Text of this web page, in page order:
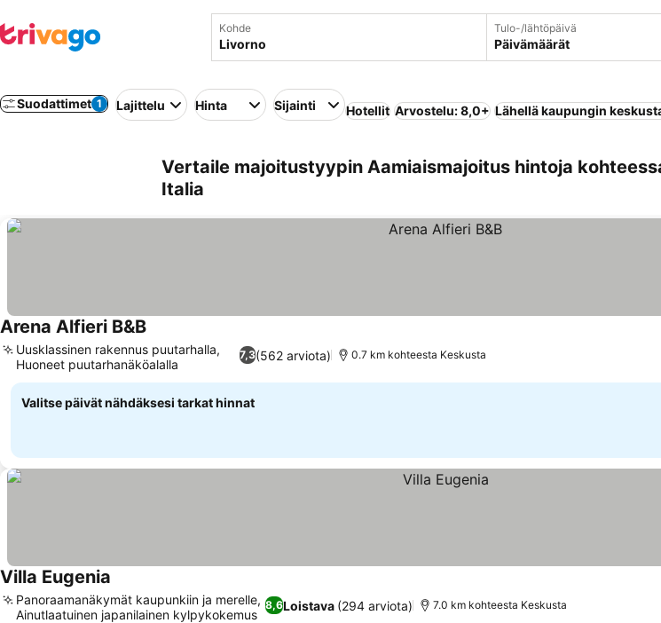
Kohde Tulo-/lähtöpäivä
Päivämäärät
Suodattimet 1 Lajittelu Hinta Sijainti Hotellit Arvostelu: 8,0+ Lähellä kaupungin
Vertaile majoitustyypin Aamiaismajoitus hintoja
Italia
Arena Alfieri B&B
7,3(562 arviota)
Uusklassinen rakennus puutarhalla,
Huoneet puutarhanäköalalla
0.7 km kohteesta Keskusta
Valitse päivät nähdäksesi tarkat hinnat
Villa Eugenia
8,6Loistava (294 arviota)
Panoraamanäkymät kaupunkiin ja merelle,
Ainutlaatuinen japanilainen kylpykokemus
7.0 km kohteesta Keskusta